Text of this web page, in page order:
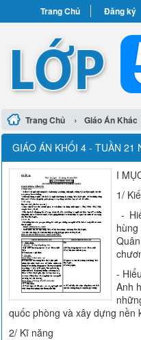
Trang Chủ Đăng ký
Trang Chủ › Giáo Án Khác
GIÁO ÁN KHỐI 4 - TUẦN 21
I
1/
-
-
Anh
quốc phòng và xây dựng nền
2/ Kĩ năng